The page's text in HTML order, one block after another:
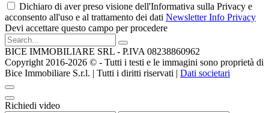
Dichiaro di aver preso visione dell'Informativa sulla Privacy e
acconsento all'uso e al trattamento dei dati Newsletter Info Privacy
Devi accettare questo campo per procedere
BICE IMMOBILIARE SRL - P.IVA 08238860962
Copyright 2016-2026 ©️ - Tutti i testi e le immagini sono proprietà di
Bice Immobiliare S.r.l. | Tutti i diritti riservati | Dati societari
Richiedi video